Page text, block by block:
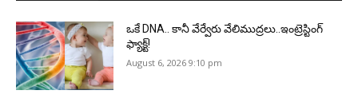
ఒకే DNA.. కానీ వేర్వేరు వేలిముద్రలు..ఇంట్రెస్టింగ్
ఫ్యాక్ట్!
August 6, 2026 9:10 pm